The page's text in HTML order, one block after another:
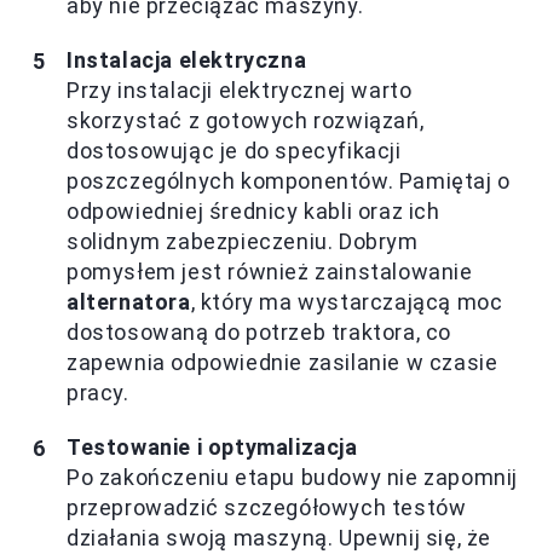
aby nie przeciążać maszyny.
Instalacja elektryczna
Przy instalacji elektrycznej warto
skorzystać z gotowych rozwiązań,
dostosowując je do specyfikacji
poszczególnych komponentów. Pamiętaj o
odpowiedniej średnicy kabli oraz ich
solidnym zabezpieczeniu. Dobrym
pomysłem jest również zainstalowanie
alternatora, który ma wystarczającą moc
dostosowaną do potrzeb traktora, co
zapewnia odpowiednie zasilanie w czasie
pracy.
Testowanie i optymalizacja
Po zakończeniu etapu budowy nie zapomnij
przeprowadzić szczegółowych testów
działania swoją maszyną. Upewnij się, że